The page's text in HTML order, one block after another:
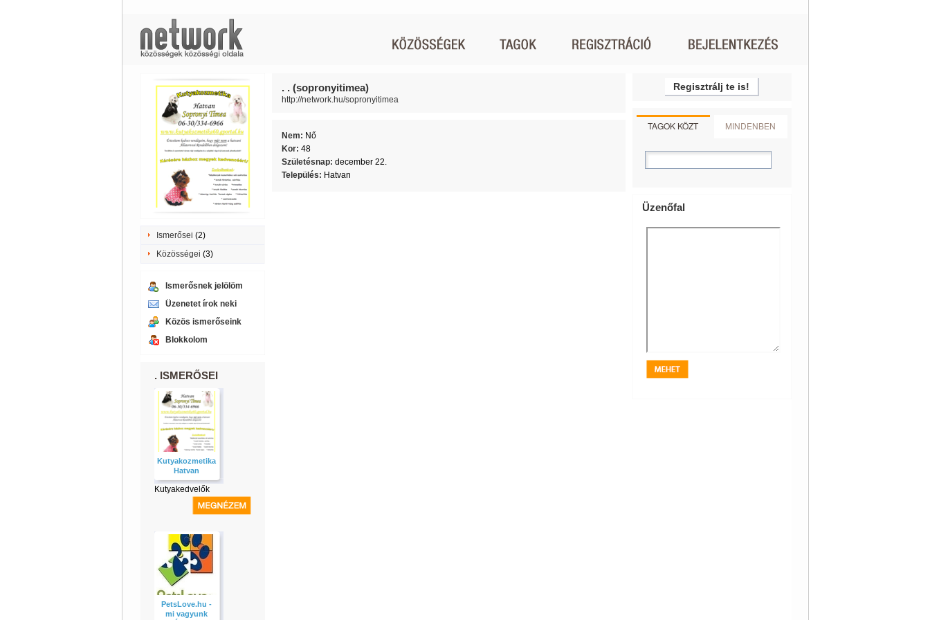
Ismerősei (2)
Közösségei (3)
Ismerősnek jelölöm
Üzenetet írok neki
Közös ismerőseink
Blokkolom
. ISMERŐSEI
Kutyakozmetika
Hatvan
Kutyakedvelők
PetsLove.hu -
mi vagyunk
. . (sopronyitimea)
http://network.hu/sopronyitimea
Nem: Nő
Kor: 48
Születésnap: december 22.
Település: Hatvan
Regisztrálj te is!
TAGOK KÖZT MINDENBEN
Üzenőfal